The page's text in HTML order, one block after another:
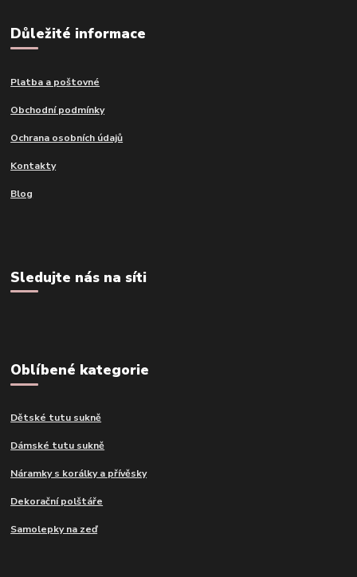
Důležité informace
Platba a poštovné
Obchodní podmínky
Ochrana osobních údajů
Kontakty
Blog
Sledujte nás na síti
Oblíbené kategorie
Dětské tutu sukně
Dámské tutu sukně
Náramky s korálky a přívěsky
Dekorační polštáře
Samolepky na zeď